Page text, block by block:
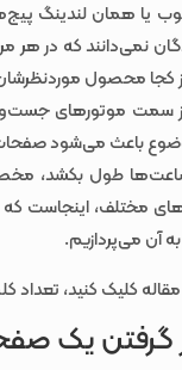
یا همان لندینگ
نمی‌دانند که در
کجا محصول موردنظرشان
سمت موتورهای
باعث می‌شود صفحات
طول بکشد،
مختلف، اینجاست که
آن می‌پردازیم.
مقاله کلیک کنید، تعداد کلمات ۲۲۰۰ کلمه، زمان تقریبی
گرفتن یک